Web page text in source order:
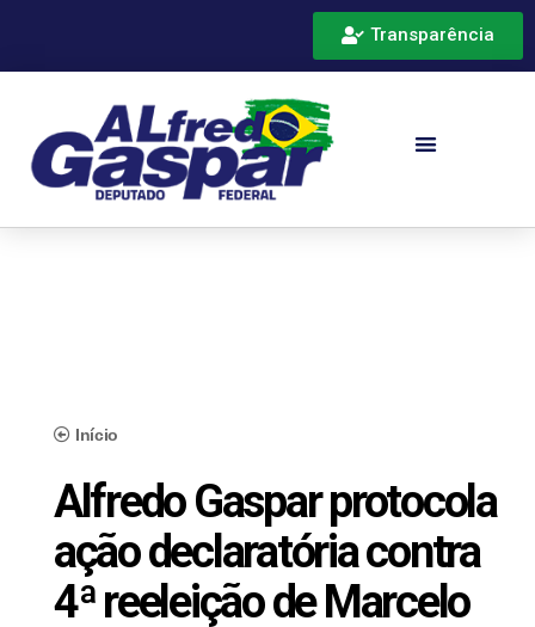
Transparência
Início
Alfredo Gaspar protocola
ação declaratória contra
4ª reeleição de Marcelo